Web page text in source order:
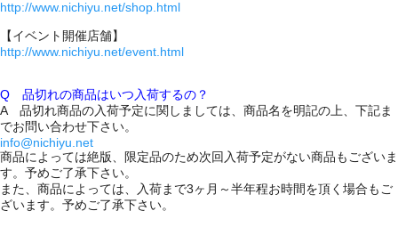
http://www.nichiyu.net/shop.html
【イベント開催店舗】
http://www.nichiyu.net/event.html
Q 品切れの商品はいつ入荷するの？
A 品切れ商品の入荷予定に関しましては、商品名を明記の上、下記ま
でお問い合わせ下さい。
info@nichiyu.net
商品によっては絶版、限定品のため次回入荷予定がない商品もございま
す。予めご了承下さい。
また、商品によっては、入荷まで3ヶ月～半年程お時間を頂く場合もご
ざいます。予めご了承下さい。